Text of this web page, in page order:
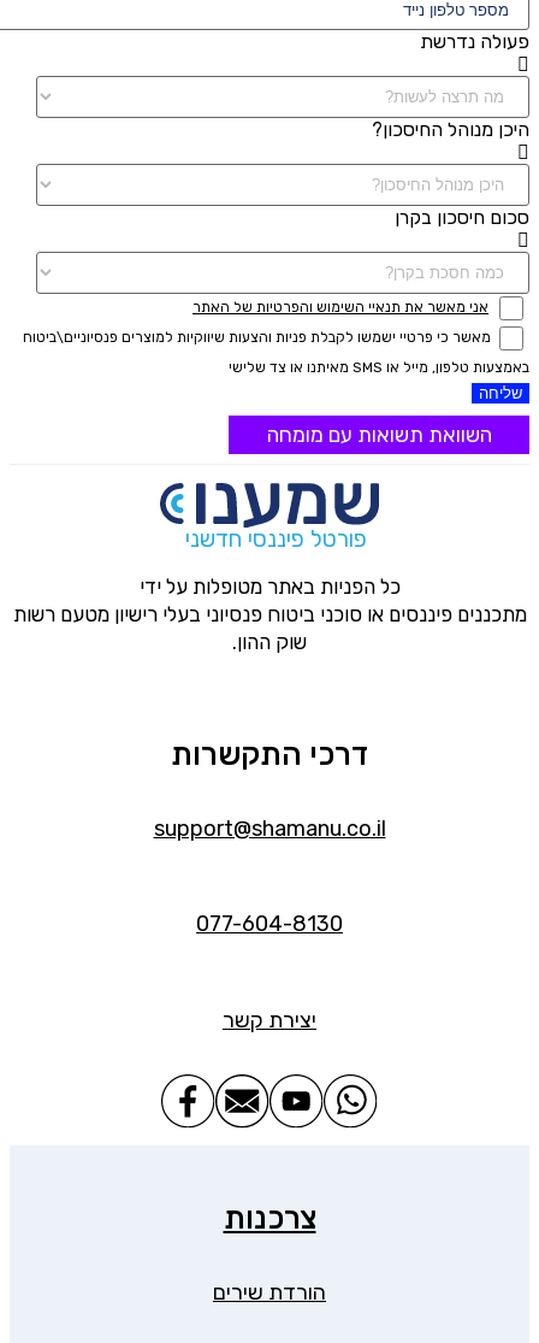
פעולה נדרשת
היכן מנוהל החיסכון?
סכום חיסכון בקרן
אני מאשר את תנאיי השימוש והפרטיות של האתר
מאשר כי פרטיי ישמשו לקבלת פניות והצעות שיווקיות למוצרים פנסיוניים\ביטוח
באמצעות טלפון, מייל או SMS מאיתנו או צד שלישי
שליחה
השוואת תשואות עם מומחה
פורטל פיננסי חדשני
כל הפניות באתר מטופלות על ידי
מתכננים פיננסים או סוכני ביטוח פנסיוני בעלי רישיון מטעם רשות
שוק ההון.
דרכי התקשרות
support@shamanu.co.il
077-604-8130
יצירת קשר
צרכנות
הורדת שירים